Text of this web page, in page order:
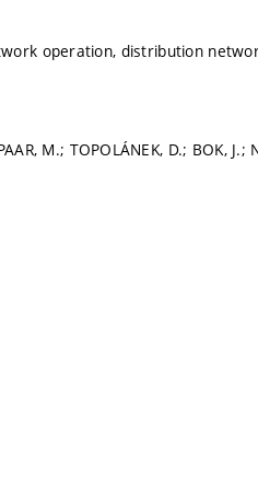
operation, distribution
M.; TOPOLÁNEK, D.; BOK, J.;